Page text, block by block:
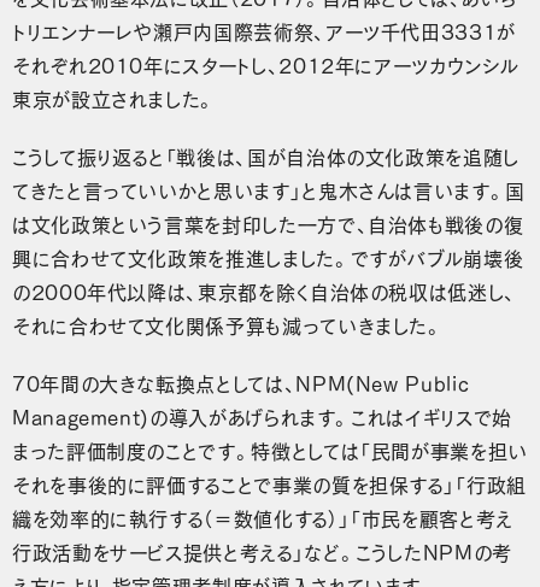
トリエンナーレや瀬戸内国際芸術祭、アーツ千代田3331が
それぞれ2010年にスタートし、2012年にアーツカウンシル
東京が設立されました。
こうして振り返ると「戦後は、国が自治体の文化政策を追随し
てきたと言っていいかと思います」と鬼木さんは言います。国
は文化政策という言葉を封印した一方で、自治体も戦後の復
興に合わせて文化政策を推進しました。ですがバブル崩壊後
の2000年代以降は、東京都を除く自治体の税収は低迷し、
それに合わせて文化関係予算も減っていきました。
70年間の大きな転換点としては、NPM(New Public
Management)の導入があげられます。これはイギリスで始
まった評価制度のことです。特徴としては「民間が事業を担い
それを事後的に評価することで事業の質を担保する」「行政組
織を効率的に執行する（＝数値化する）」「市民を顧客と考え
行政活動をサービス提供と考える」など。こうしたNPMの考